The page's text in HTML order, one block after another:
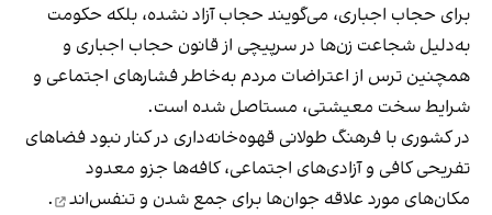
برای حجاب اجباری، می‌گویند حجاب آزاد نشده، بلکه حکومت
به‌دلیل شجاعت زن‌ها در سرپیچی از قانون حجاب اجباری و
همچنین ترس از اعتراضات مردم به‌خاطر فشارهای اجتماعی و
شرایط سخت معیشتی، مستاصل شده است.
در کشوری با فرهنگ طولانی قهوه‌‌خانه‌داری در کنار نبود فضاهای
تفریحی کافی و آزادی‌های اجتماعی، کافه‌ها جزو معدود
مکان‌های مورد علاقه جوان‌ها برای جمع شدن و تنفس‌اند
.